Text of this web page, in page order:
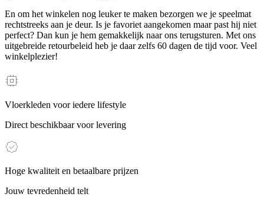
En om het winkelen nog leuker te maken bezorgen we je speelmat
rechtstreeks aan je deur. Is je favoriet aangekomen maar past hij niet
perfect? Dan kun je hem gemakkelijk naar ons terugsturen. Met ons
uitgebreide retourbeleid heb je daar zelfs 60 dagen de tijd voor. Veel
winkelplezier!
Vloerkleden voor iedere lifestyle
Direct beschikbaar voor levering
Hoge kwaliteit en betaalbare prijzen
Jouw tevredenheid telt